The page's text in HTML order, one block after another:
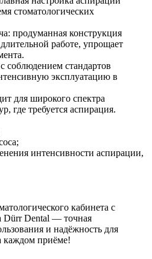
стоматологических
продуманная конструкция
работе, упрощает
соблюдением стандартов
эксплуатацию в
для широкого спектра
где требуется аспирация.
интенсивности аспирации,
кабинета с
Dürr Dental — точная
и надёжность для
каждом приёме!